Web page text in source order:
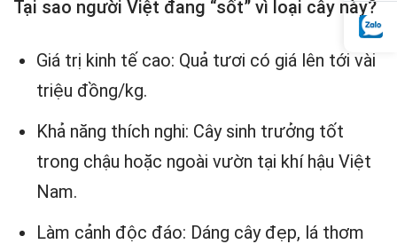
Tại sao người Việt đang “sốt” vì loại cây này?
Giá trị kinh tế cao: Quả tươi có giá lên tới vài
triệu đồng/kg.
Khả năng thích nghi: Cây sinh trưởng tốt
trong chậu hoặc ngoài vườn tại khí hậu Việt
Nam.
Làm cảnh độc đáo: Dáng cây đẹp, lá thơm